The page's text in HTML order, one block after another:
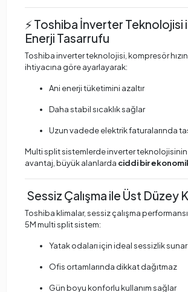
⚡ Toshiba İnverter Teknolojisi
Enerji Tasarrufu
Toshiba inverter teknolojisi, kompresör
ihtiyacına göre ayarlayarak:
Ani enerji tüketimini azaltır
Daha stabil sıcaklık sağlar
Uzun vadede elektrik faturalarında
Multi split sistemlerde inverter teknolojisinin
avantaj, büyük alanlarda ciddi bir
Sessiz Çalışma ile Üst Düzey
Toshiba klimalar, sessiz çalışma performansı
5M multi split sistem:
Yatak odaları için ideal sessizlik sunar
Ofis ortamlarında dikkat dağıtmaz
Gün boyu konforlu kullanım sağlar